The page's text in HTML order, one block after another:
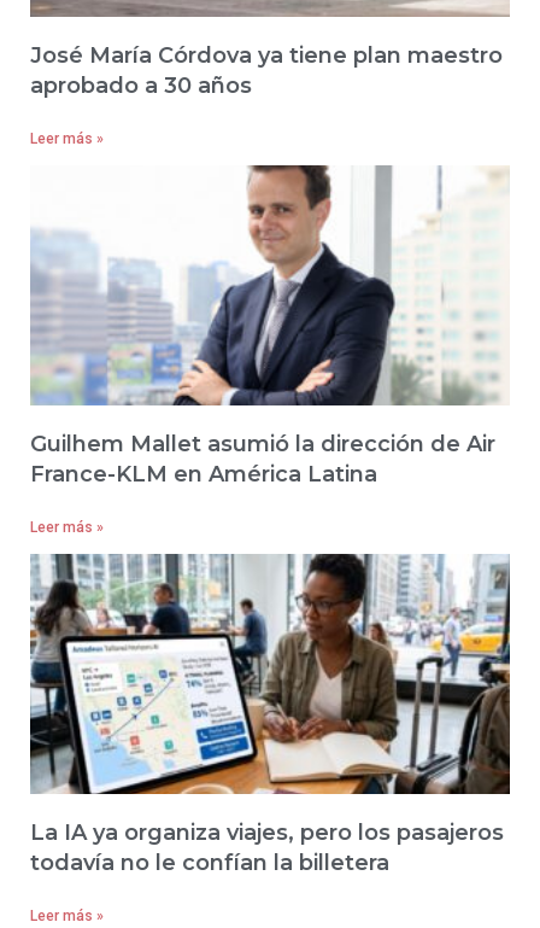
José María Córdova ya tiene plan maestro
aprobado a 30 años
Leer más »
Guilhem Mallet asumió la dirección de Air
France-KLM en América Latina
Leer más »
La IA ya organiza viajes, pero los pasajeros
todavía no le confían la billetera
Leer más »